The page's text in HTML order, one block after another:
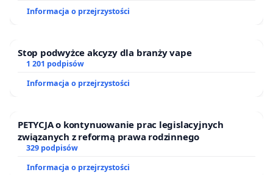
Informacja o przejrzystości
Stop podwyżce akcyzy dla branży vape
1 201 podpisów
Informacja o przejrzystości
PETYCJA o kontynuowanie prac legislacyjnych
związanych z reformą prawa rodzinnego
329 podpisów
Informacja o przejrzystości